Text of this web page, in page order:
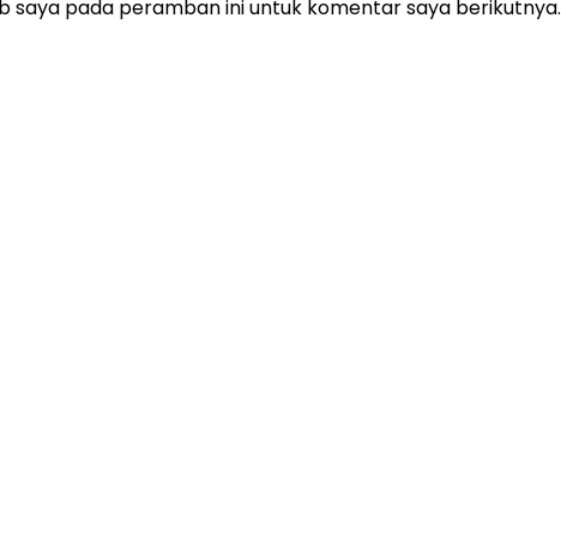
saya pada peramban ini untuk komentar saya berikutnya.